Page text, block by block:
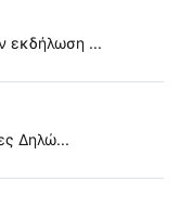
εκδήλωση ...
Δηλώ...